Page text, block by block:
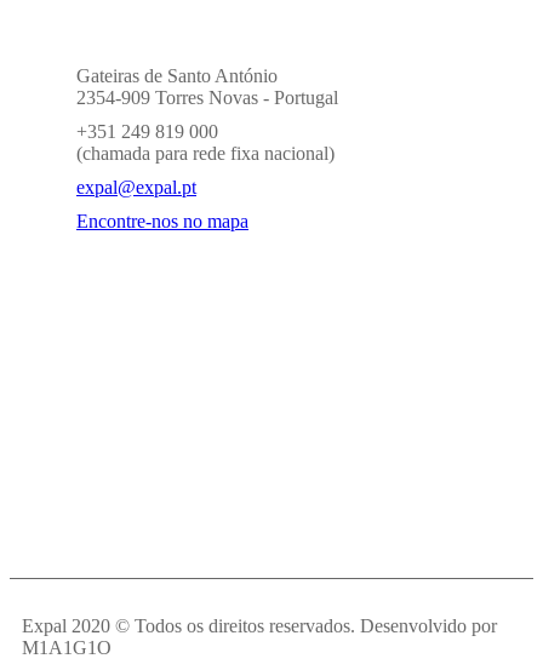
Gateiras de Santo António
2354-909 Torres Novas - Portugal
+351 249 819 000
(chamada para rede fixa nacional)
expal@expal.pt
Encontre-nos no mapa
Expal 2020 © Todos os direitos reservados. Desenvolvido por
M1A1G1O